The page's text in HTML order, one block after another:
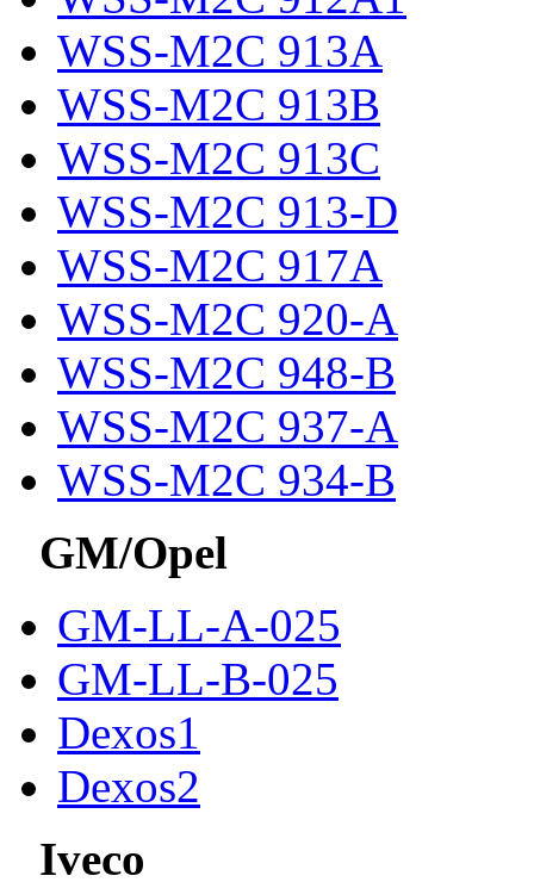
WSS-M2C 913A
WSS-M2C 913B
WSS-M2C 913C
WSS-M2C 913-D
WSS-M2C 917A
WSS-M2C 920-A
WSS-M2C 948-B
WSS-M2C 937-A
WSS-M2C 934-B
GM/Opel
GM-LL-A-025
GM-LL-B-025
Dexos1
Dexos2
Iveco